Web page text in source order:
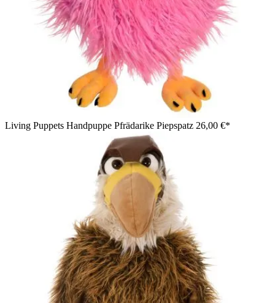
Living Puppets Handpuppe Pfrädarike Piepspatz 26,00 €*